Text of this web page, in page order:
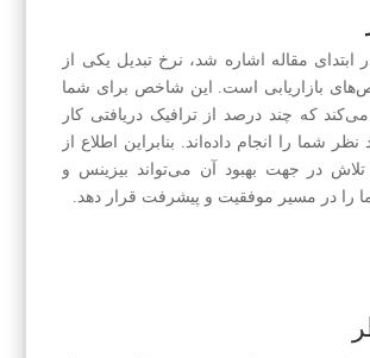
مقاله اشاره شد، نرخ تبدیل یکی از
بازاریابی است. این شاخص برای شما
که چند درصد از ترافیک دریافتی کار
شما را انجام داده‌اند. بنابراین اطلاع از
در جهت بهبود آن می‌تواند بیز‌ینس و
را در مسیر موفقیت و پیشرفت قرار دهد.